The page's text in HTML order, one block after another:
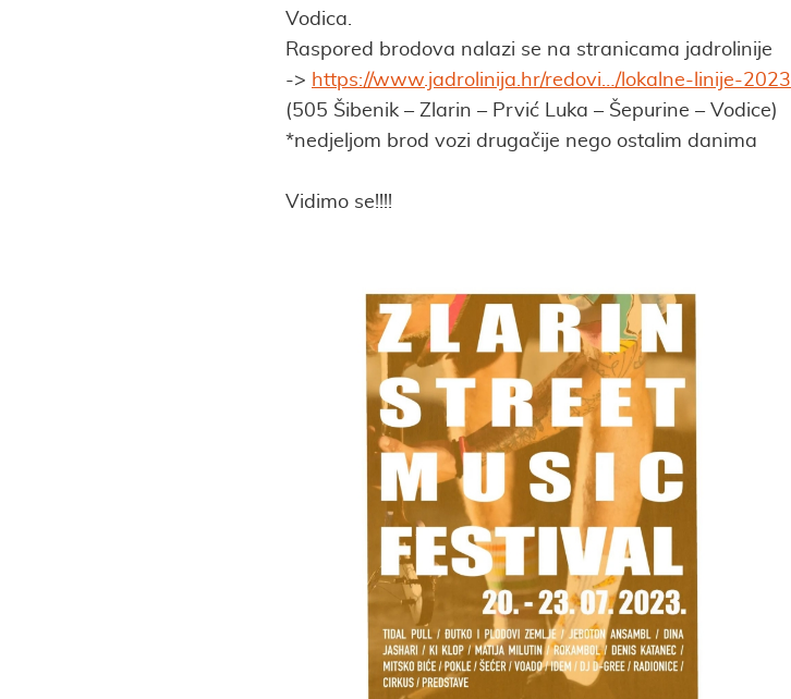
Vodica.
Raspored brodova nalazi se na stranicama jadrolinije
-> https://www.jadrolinija.hr/redovi…/lokalne-linije-2023
(505 Šibenik – Zlarin – Prvić Luka – Šepurine – Vodice)
*nedjeljom brod vozi drugačije nego ostalim danima
Vidimo se!!!!